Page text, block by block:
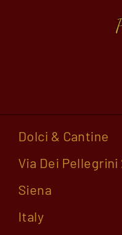
Dolci & Cantine
Via Dei Pellegrini
Siena
Italy